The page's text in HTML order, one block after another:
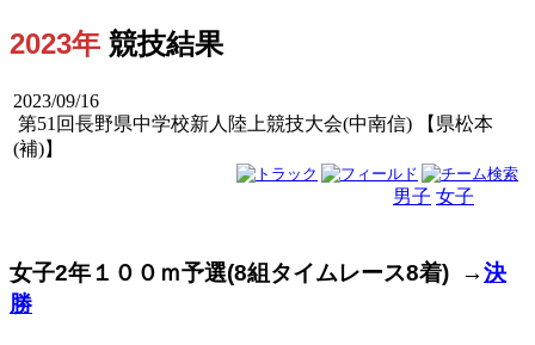
2023年 競技結果
2023/09/16
第51回長野県中学校新人陸上競技大会(中南信) 【県松本
(補)】
男子 女子
女子2年１００ｍ予選(8組タイムレース8着) →決
勝